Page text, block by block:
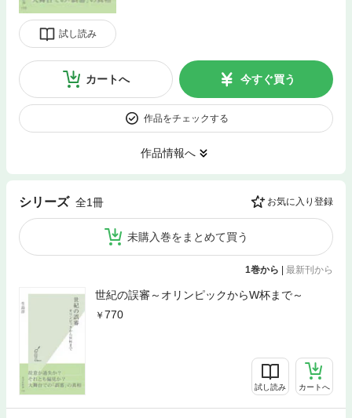
試し読み
カートへ 今すぐ買う
作品をチェックする
作品情報へ
シリーズ 全1冊 お気に入り登録
未購入巻をまとめて買う
1巻から 最新刊から
世紀の誤審～オリンピックからW杯まで～
770
試し読み カートへ